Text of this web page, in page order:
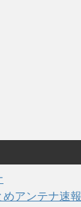
アンテナ速報